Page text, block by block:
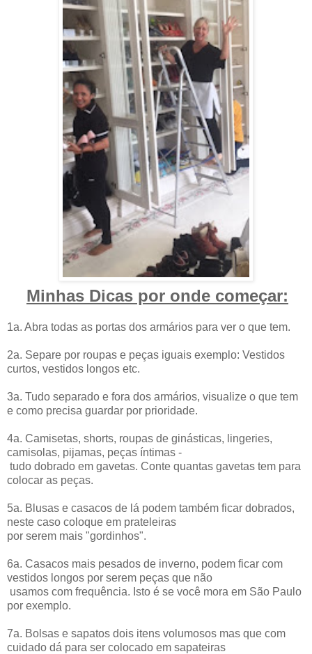
Minhas Dicas por onde começar:
1a. Abra todas as portas dos armários para ver o que tem.
2a. Separe por roupas e peças iguais exemplo: Vestidos
curtos, vestidos longos etc.
3a. Tudo separado e fora dos armários, visualize o que tem
e como precisa guardar por prioridade.
4a. Camisetas, shorts, roupas de ginásticas, lingeries,
camisolas, pijamas, peças íntimas -
tudo dobrado em gavetas. Conte quantas gavetas tem para
colocar as peças.
5a. Blusas e casacos de lá podem também ficar dobrados,
neste caso coloque em prateleiras
por serem mais "gordinhos".
6a. Casacos mais pesados de inverno, podem ficar com
vestidos longos por serem peças que não
usamos com frequência. Isto é se você mora em São Paulo
por exemplo.
7a. Bolsas e sapatos dois itens volumosos mas que com
cuidado dá para ser colocado em sapateiras